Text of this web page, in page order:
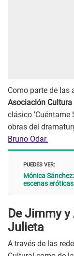
Como parte de las
Asociación
clásico 'Cuéntame
obras del
Bruno Odar.
PUEDES VER:
Mónica
escenas
De Jimmy
Julieta
A través de las